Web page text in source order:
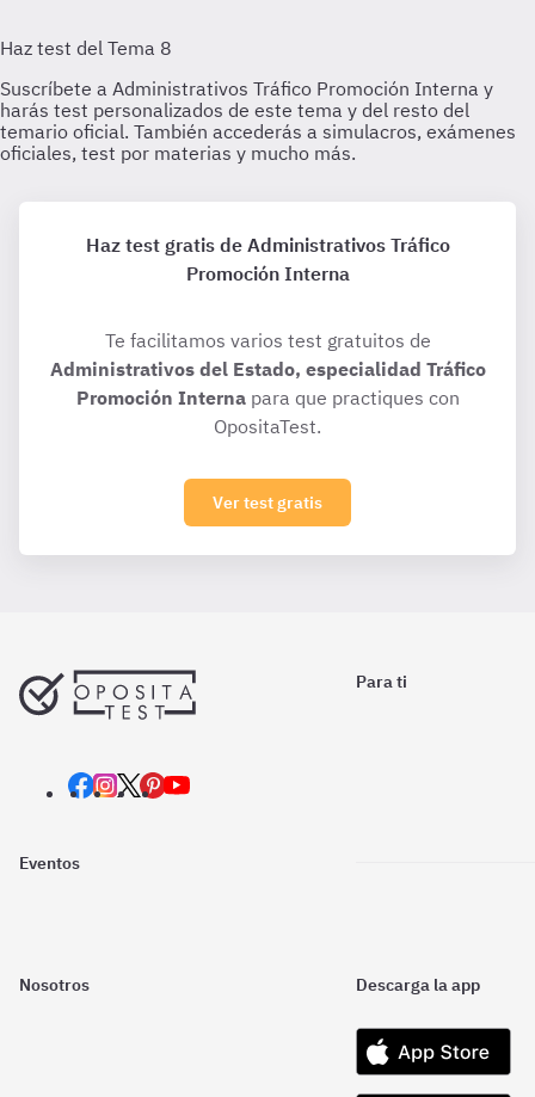
Haz test gratis de Administrativos Tráfico
Promoción Interna
Te facilitamos varios test gratuitos de
Administrativos del Estado, especialidad Tráfico
Promoción Internapara que practiques con
OpositaTest.
Ver test gratis
Para ti
Eventos
Nosotros Descarga la app